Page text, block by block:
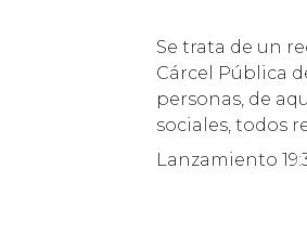
Se trata de un reencuentro con el pasado del autor como ex prisionero político en la ex
Cárcel Pública
personas, de
sociales, todos
Lanzamiento